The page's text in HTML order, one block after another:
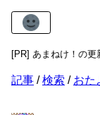
[PR]
ら、あまねけ！の更
記事 検索 おた